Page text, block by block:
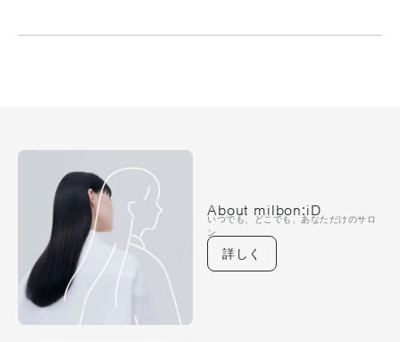
About milbon:iD
いつでも、どこでも、あなただけのサロ
ン
詳しく